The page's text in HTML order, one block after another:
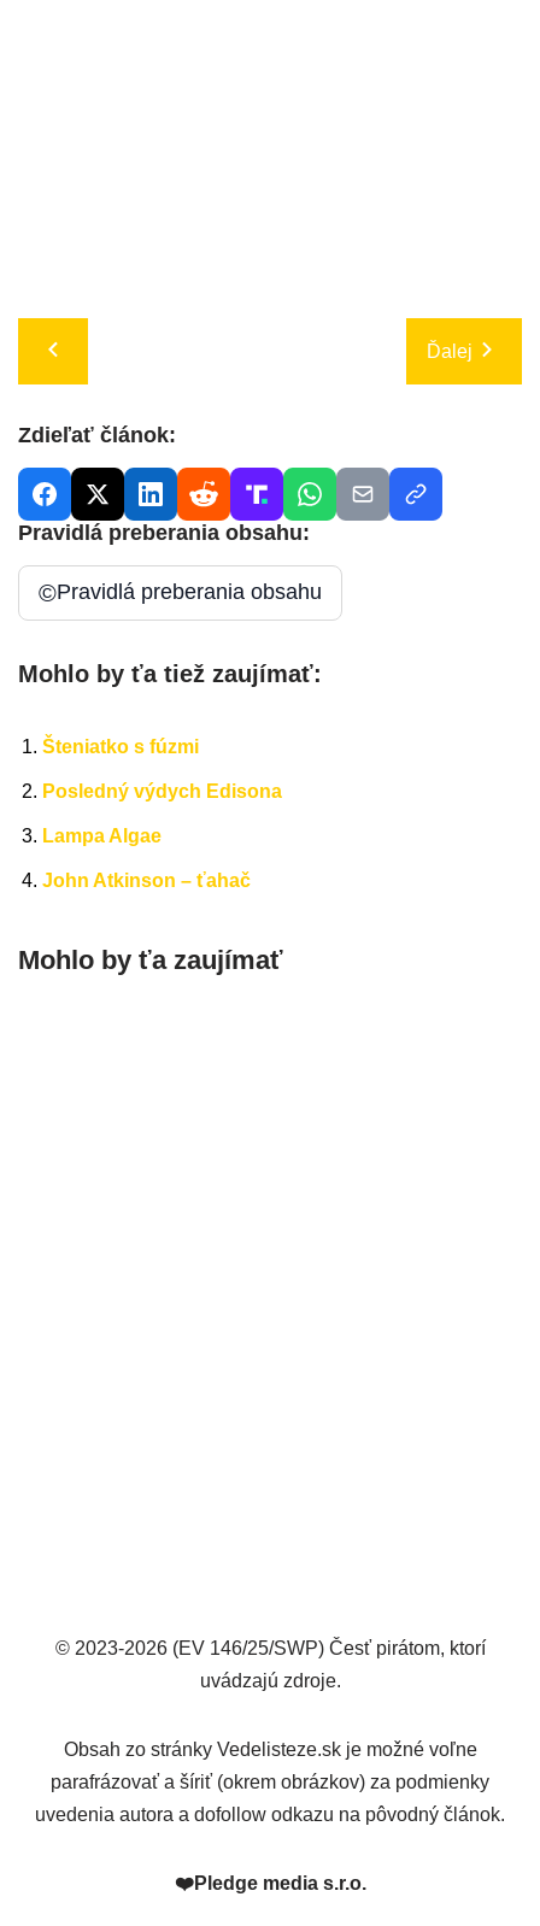
Ďalej
Zdieľať článok:
Pravidlá preberania obsahu:
©Pravidlá preberania obsahu
Mohlo by ťa tiež zaujímať:
Šteniatko s fúzmi
Posledný výdych Edisona
Lampa Algae
John Atkinson – ťahač
Mohlo by ťa zaujímať
© 2023-2026 (EV 146/25/SWP) Česť pirátom, ktorí
uvádzajú zdroje.
Obsah zo stránky Vedelisteze.sk je možné voľne
parafrázovať a šíriť (okrem obrázkov) za podmienky
uvedenia autora a dofollow odkazu na pôvodný článok.
❤️Pledge media s.r.o.